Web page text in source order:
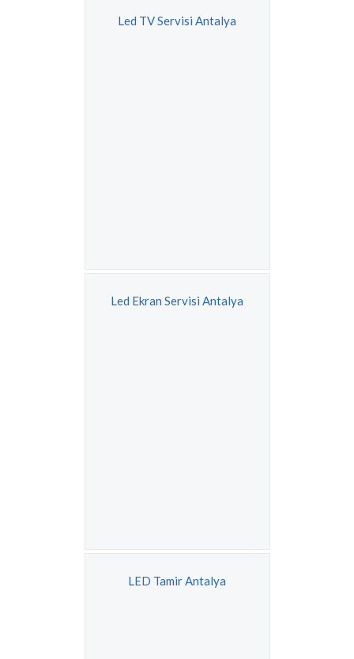
Led TV Servisi Antalya
Led Ekran Servisi Antalya
LED Tamir Antalya